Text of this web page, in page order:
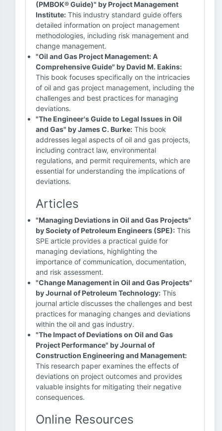
(PMBOK® Guide)" by Project Management
Institute: This industry standard guide offers
detailed information on project management
methodologies, including risk management and
change management.
"Oil and Gas Project Management: A
Comprehensive Guide" by David M. Eakins:
This book focuses specifically on the intricacies
of oil and gas project management, including the
challenges and best practices for managing
deviations.
"The Engineer's Guide to Legal Issues in Oil
and Gas" by James C. Burke: This book
addresses legal aspects of oil and gas projects,
including contract law, environmental
regulations, and permit requirements, which are
essential for understanding the implications of
deviations.
Articles
"Managing Deviations in Oil and Gas Projects"
by Society of Petroleum Engineers (SPE): This
SPE article provides a practical guide for
managing deviations, highlighting the
importance of communication, documentation,
and risk assessment.
"Change Management in Oil and Gas Projects"
by Journal of Petroleum Technology: This
journal article discusses the challenges and best
practices for managing changes and deviations
within the oil and gas industry.
"The Impact of Deviations on Oil and Gas
Project Performance" by Journal of
Construction Engineering and Management:
This research paper examines the effects of
deviations on project outcomes and provides
valuable insights for mitigating their negative
consequences.
Online Resources